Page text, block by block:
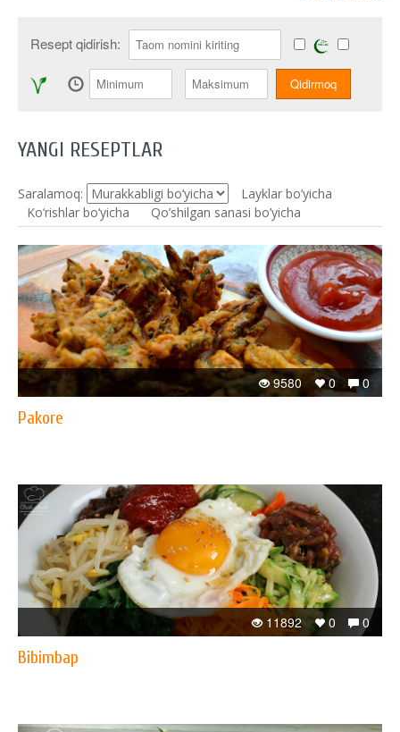
Resept qidirish:
YANGI RESEPTLAR
Saralamoq:
Layklar bo’yicha
Ko‘rishlar bo‘yicha
Qo’shilgan sanasi bo’yicha
0
0
9580
Pakore
0
0
11892
Bibimbap